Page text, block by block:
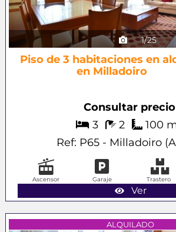
1/25
Piso de 3 habitaciones en
en Milladoiro
Consultar precio
3
2 100
Ref: P65 - Milladoiro
Ver
Ascensor Garaje Trastero
ALQUILADO